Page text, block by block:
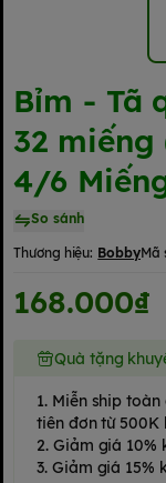
Bỉm - Tã
32 miếng
4/6
So sánh
Thương hiệu: BobbyMã
168.000₫
Quà tặng
1. Miễn ship
tiên đơn từ 500K
2. Giảm giá
3. Giảm giá 15%